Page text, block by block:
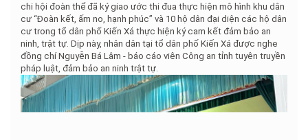
chi hội đoàn thể đã ký giao ước thi đua thực hiện mô hình khu dân
cư “Đoàn kết, ấm no, hạnh phúc” và 10 hộ dân đại diện các hộ dân
cư trong tổ dân phố Kiến Xá thực hiện ký cam kết đảm bảo an
ninh, trật tự. Dịp này, nhân dân tại tổ dân phố Kiến Xá được nghe
đồng chí Nguyễn Bá Lâm - báo cáo viên Công an tỉnh tuyên truyền
pháp luật, đảm bảo an ninh trật tự.